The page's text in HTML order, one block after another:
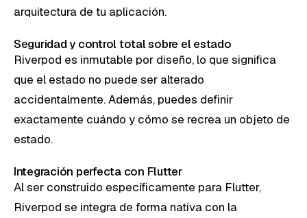
arquitectura de tu aplicación.
Seguridad y control total sobre el estado
Riverpod es inmutable por diseño, lo que significa
que el estado no puede ser alterado
accidentalmente. Además, puedes definir
exactamente cuándo y cómo se recrea un objeto de
estado.
Integración perfecta con Flutter
Al ser construido específicamente para Flutter,
Riverpod se integra de forma nativa con la